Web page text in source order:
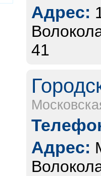
Адрес:
41
Адрес: